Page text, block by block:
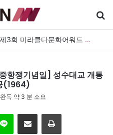
“차이가 창조하는 다양성”…제3회 미라클다문화어워드 시상식
항쟁기념일] 성수대교 개통
(1964)
완독 약 3 분 소요
이메일